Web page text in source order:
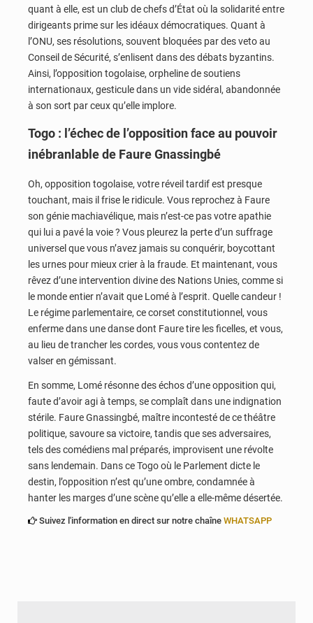
quant à elle, est un club de chefs d’État où la solidarité entre
dirigeants prime sur les idéaux démocratiques. Quant à
l’ONU, ses résolutions, souvent bloquées par des veto au
Conseil de Sécurité, s’enlisent dans des débats byzantins.
Ainsi, l’opposition togolaise, orpheline de soutiens
internationaux, gesticule dans un vide sidéral, abandonnée
à son sort par ceux qu’elle implore.
Togo : l’échec de l’opposition face au pouvoir
inébranlable de Faure Gnassingbé
Oh, opposition togolaise, votre réveil tardif est presque
touchant, mais il frise le ridicule. Vous reprochez à Faure
son génie machiavélique, mais n’est-ce pas votre apathie
qui lui a pavé la voie ? Vous pleurez la perte d’un suffrage
universel que vous n’avez jamais su conquérir, boycottant
les urnes pour mieux crier à la fraude. Et maintenant, vous
rêvez d’une intervention divine des Nations Unies, comme si
le monde entier n’avait que Lomé à l’esprit. Quelle candeur !
Le régime parlementaire, ce corset constitutionnel, vous
enferme dans une danse dont Faure tire les ficelles, et vous,
au lieu de trancher les cordes, vous vous contentez de
valser en gémissant.
En somme, Lomé résonne des échos d’une opposition qui,
faute d’avoir agi à temps, se complaît dans une indignation
stérile. Faure Gnassingbé, maître incontesté de ce théâtre
politique, savoure sa victoire, tandis que ses adversaires,
tels des comédiens mal préparés, improvisent une révolte
sans lendemain. Dans ce Togo où le Parlement dicte le
destin, l’opposition n’est qu’une ombre, condamnée à
hanter les marges d’une scène qu’elle a elle-même désertée.
Suivez l'information en direct sur notre chaîne WHATSAPP